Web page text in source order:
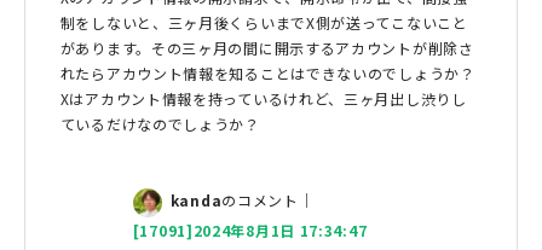
制をしないと、三ヶ月後くらいまでX側が送ってこないこと
があります。その三ヶ月の間に開示するアカウントが削除さ
れたらアカウント情報を知ることはできないのでしょうか？
Xはアカウント情報を持っているけれど、三ヶ月出し渋りし
ているだけなのでしょうか？
kandaのコメント｜
[17091]2024年8月1日 17:34:47